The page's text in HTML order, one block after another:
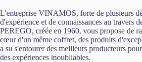
L'entreprise VINAMOS, forte de plusieurs
d'expérience et de connaissances au travers
PEREGO, créée en 1960, vous propose de
cœur d'un même coffret, des produits
a su s'entourer des meilleurs producteurs
des expériences inoubliables.